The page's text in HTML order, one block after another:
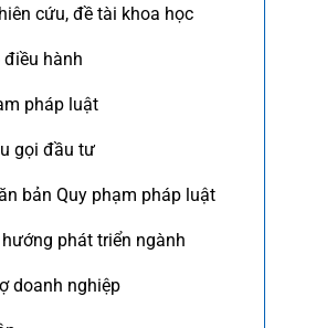
cứu, đề tài khoa học
hành
pháp luật
gọi đầu tư
bản Quy phạm pháp luật
phát triển ngành
doanh nghiệp